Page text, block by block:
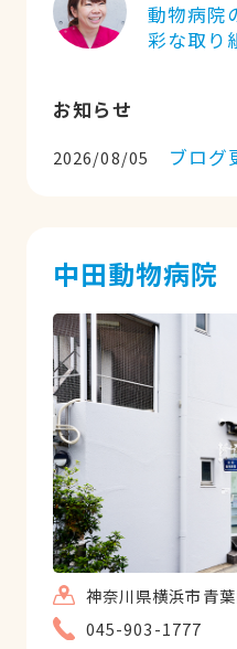
動物病院
彩な取り
お知らせ
2026/08/05 ブログ
中田動物病院
神奈川県横浜市青
045-903-1777